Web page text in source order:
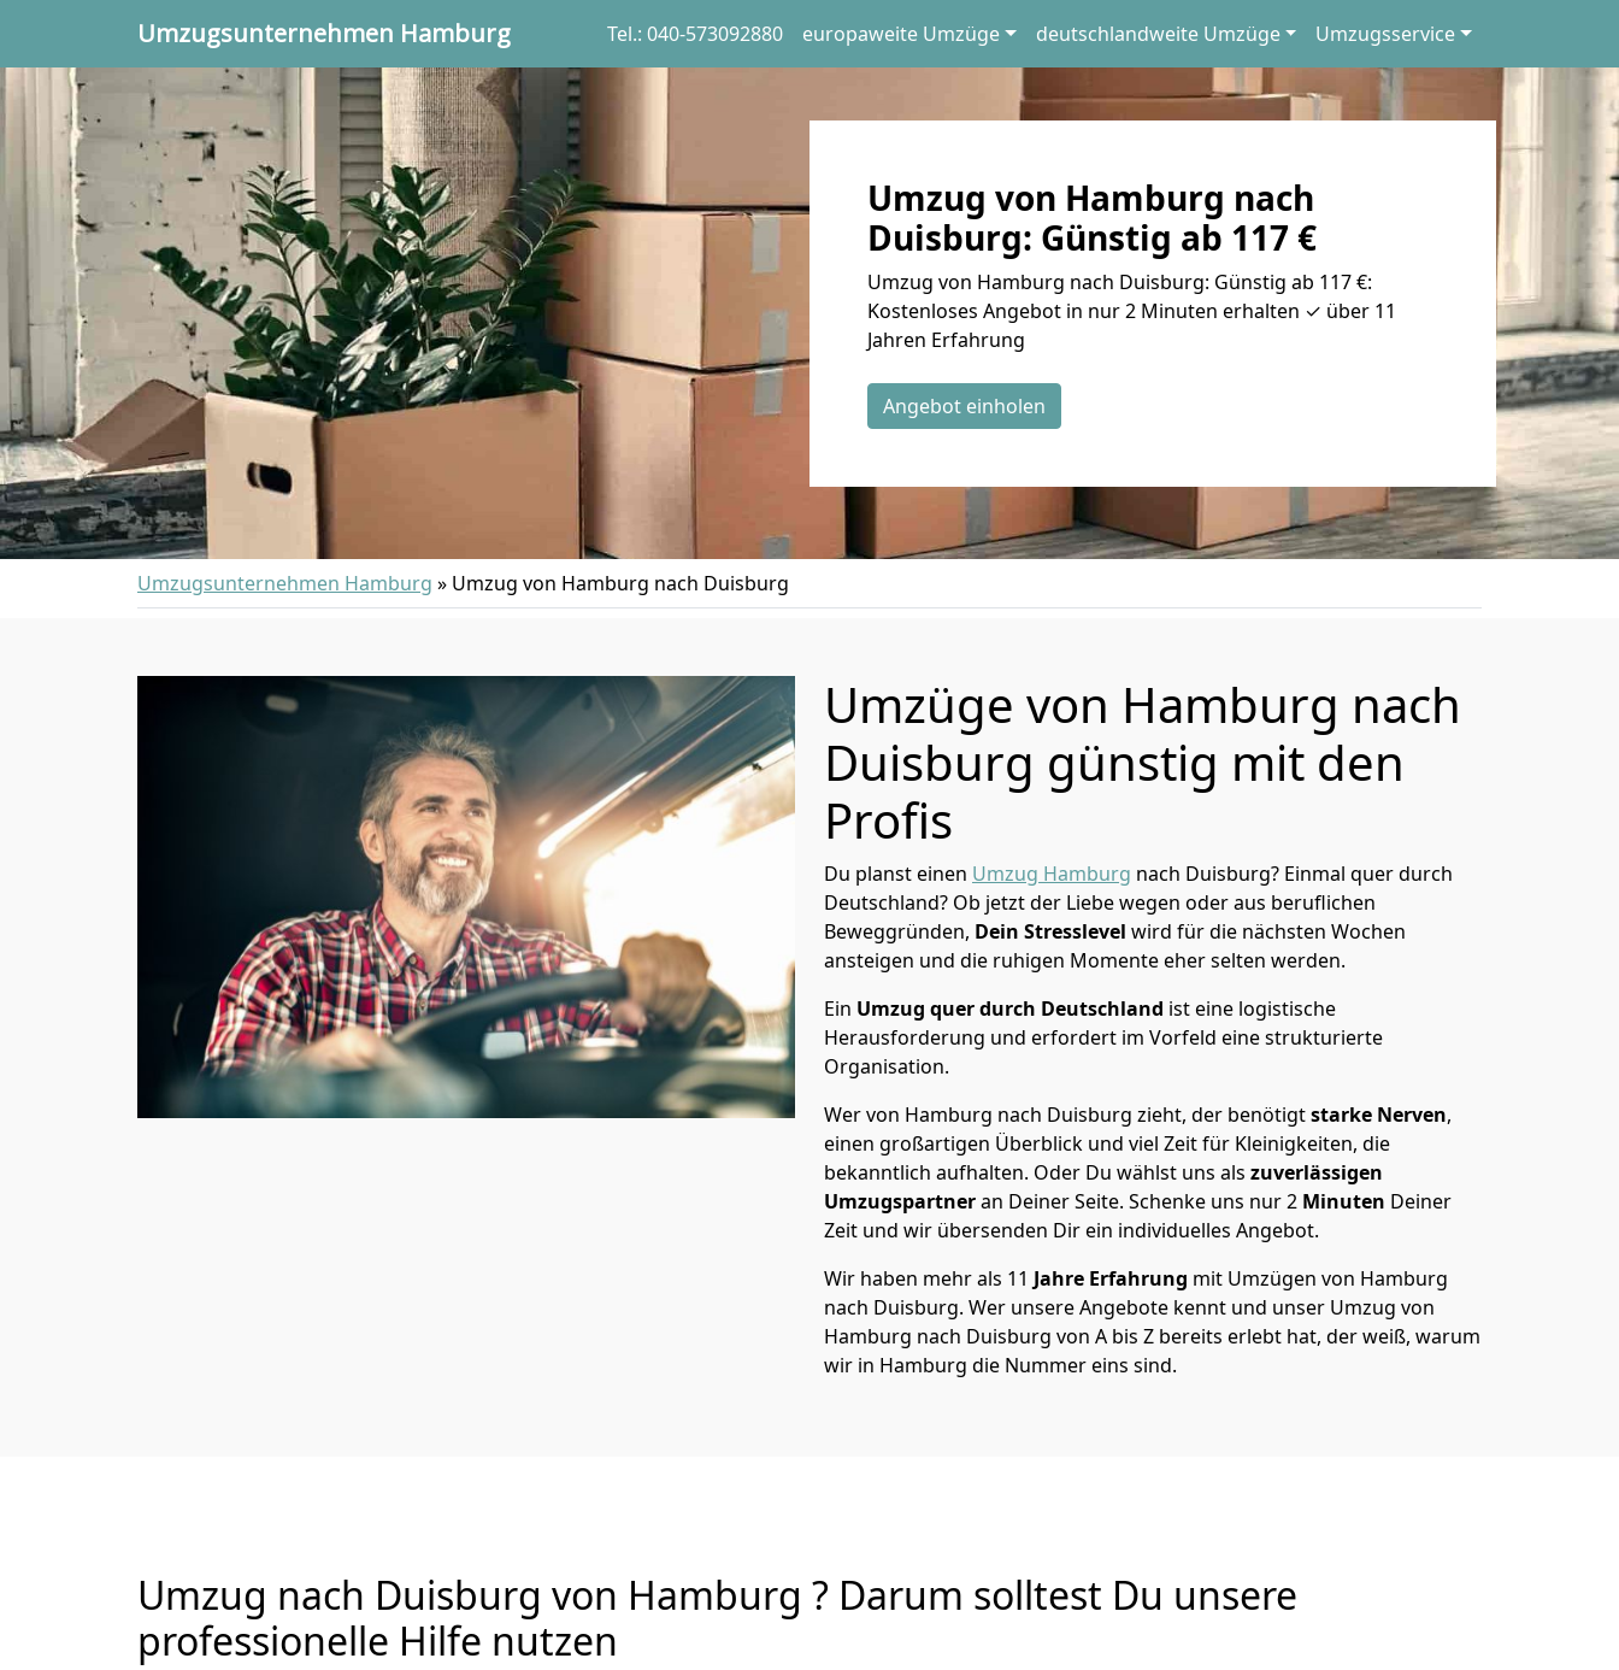
Umzugsunternehmen Hamburg Tel.: 040-573092880 europaweite Umzüge deutschlandweite Umzüge Umzugsservice
Umzug von Hamburg nach
Duisburg: Günstig ab 117 €
Umzug von Hamburg nach Duisburg: Günstig ab 117 €:
Kostenloses Angebot in nur 2 Minuten erhalten ✓ über 11
Jahren Erfahrung
Angebot einholen
Umzugsunternehmen Hamburg » Umzug von Hamburg nach Duisburg
Umzüge von Hamburg nach
Duisburg günstig mit den
Profis
Du planst einen Umzug Hamburg nach Duisburg? Einmal quer durch
Deutschland? Ob jetzt der Liebe wegen oder aus beruflichen
Beweggründen, Dein Stresslevel wird für die nächsten Wochen
ansteigen und die ruhigen Momente eher selten werden.
Ein Umzug quer durch Deutschland ist eine logistische
Herausforderung und erfordert im Vorfeld eine strukturierte
Organisation.
Wer von Hamburg nach Duisburg zieht, der benötigtstarke Nerven,
einen großartigen Überblick und viel Zeit für Kleinigkeiten, die
bekanntlich aufhalten. Oder Du wählst uns als zuverlässigen
Umzugspartneran Deiner Seite. Schenke uns nur2 Minuten Deiner
Zeit und wir übersenden Dir ein individuelles Angebot.
Wir haben mehr als 11 Jahre Erfahrung mit Umzügen von Hamburg
nach Duisburg. Wer unsere Angebote kennt und unser Umzug von
Hamburg nach Duisburg von A bis Z bereits erlebt hat, der weiß, warum
wir in Hamburg die Nummer eins sind.
Umzug nach Duisburg von Hamburg ? Darum solltest Du unsere
professionelle Hilfe nutzen